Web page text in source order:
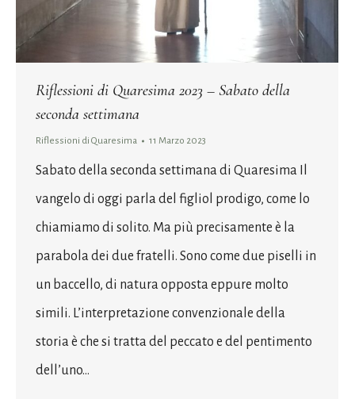
Riflessioni di Quaresima 2023 – Sabato della
seconda settimana
Riflessioni di Quaresima 11 Marzo 2023
Sabato della seconda settimana di Quaresima Il
vangelo di oggi parla del figliol prodigo, come lo
chiamiamo di solito. Ma più precisamente è la
parabola dei due fratelli. Sono come due piselli in
un baccello, di natura opposta eppure molto
simili. L’interpretazione convenzionale della
storia è che si tratta del peccato e del pentimento
dell’uno…